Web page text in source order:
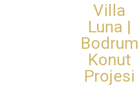
Villa
Luna |
Bodrum
Konut
Projesi